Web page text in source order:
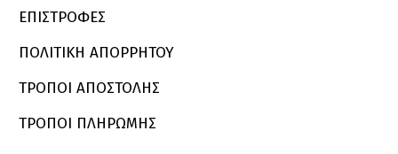
ΕΠΙΣΤΡΟΦΕΣ
ΠΟΛΙΤΙΚΗ ΑΠΟΡΡΗΤΟΥ
ΤΡΟΠΟΙ ΑΠΟΣΤΟΛΗΣ
ΤΡΟΠΟΙ ΠΛΗΡΩΜΗΣ